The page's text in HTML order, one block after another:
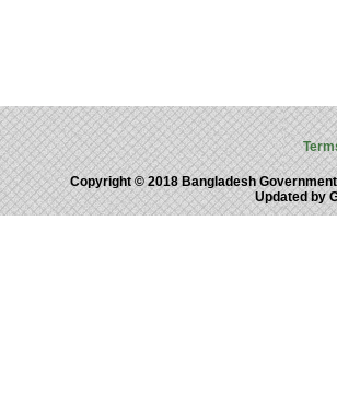
Copyright © 2018 Bangladesh
Updated by